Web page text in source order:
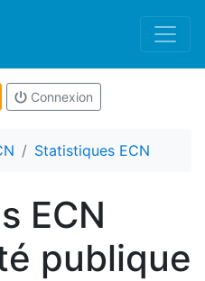
Connexion
Statistiques ECN
ECN
publique